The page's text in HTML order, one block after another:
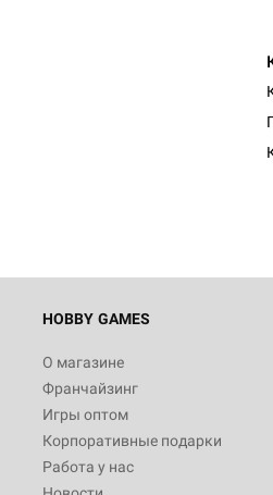
HOBBY GAMES
О магазине
Франчайзинг
Игры оптом
Корпоративные подарки
Работа у нас
Настольная игра Hobby
Белая смерть
12 990
Настольная игра Hobby World
3 490